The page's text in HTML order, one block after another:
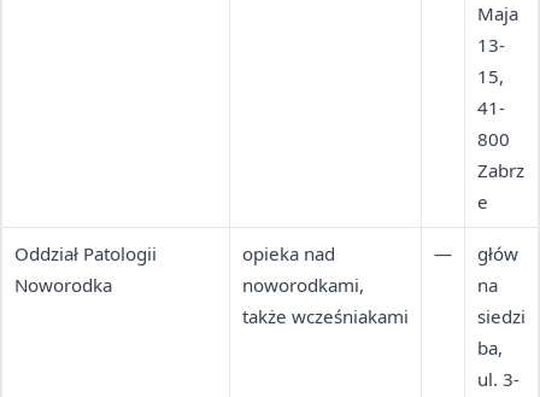
Maja
13-
15,
41-
800
Zabrz
e
Oddział Patologii
Noworodka
opieka nad
noworodkami,
także wcześniakami
—
głów
na
siedzi
ba,
ul. 3-